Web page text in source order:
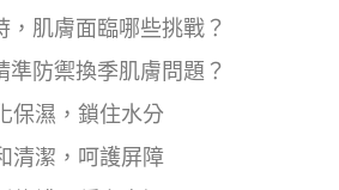
，肌膚面臨哪些挑戰？
準防禦換季肌膚問題？
保濕，鎖住水分
清潔，呵護屏障